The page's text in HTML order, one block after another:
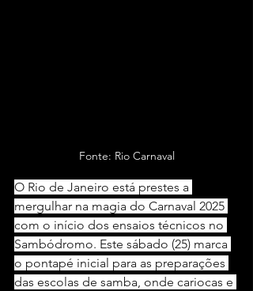
Fonte: Rio Carnaval
O Rio de Janeiro está prestes a
mergulhar na magia do Carnaval 2025
com o início dos ensaios técnicos no
Sambódromo. Este sábado (25) marca
o pontapé inicial para as preparações
das escolas de samba, onde cariocas e